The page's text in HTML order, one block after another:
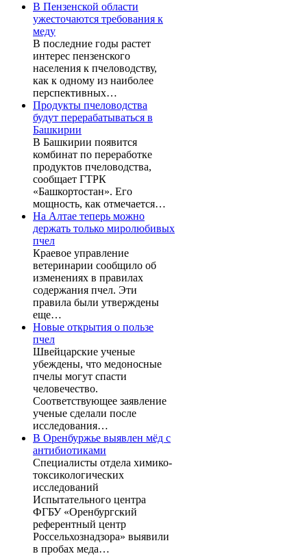
В Пензенской области
ужесточаются требования к
меду
В последние годы растет
интерес пензенского
населения к пчеловодству,
как к одному из наиболее
перспективных…
Продукты пчеловодства
будут перерабатываться в
Башкирии
В Башкирии появится
комбинат по переработке
продуктов пчеловодства,
сообщает ГТРК
«Башкортостан». Его
мощность, как отмечается…
На Алтае теперь можно
держать только миролюбивых
пчел
Краевое управление
ветеринарии сообщило об
изменениях в правилах
содержания пчел. Эти
правила были утверждены
еще…
Новые открытия о пользе
пчел
Швейцарские ученые
убеждены, что медоносные
пчелы могут спасти
человечество.
Соответствующее заявление
ученые сделали после
исследования…
В Оренбуржье выявлен мёд с
антибиотиками
Специалисты отдела химико-
токсикологических
исследований
Испытательного центра
ФГБУ «Оренбургский
референтный центр
Россельхознадзора» выявили
в пробах меда…